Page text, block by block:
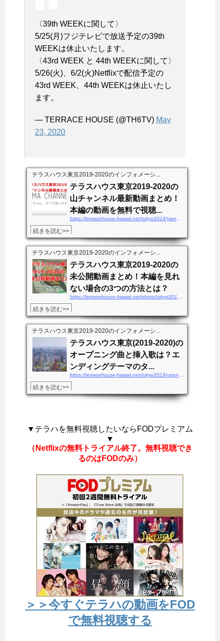
〈39th WEEKに関して〉
5/25(月)フジテレビで放送予定の39th
WEEKは休止いたします。
〈43rd WEEK と 44th WEEKに関して〉
5/26(火)、6/2(火)Netflixで配信予定の
43rd WEEK、44th WEEKは休止いたし
ます。
— TERRACE HOUSE (@TH6TV) May
23, 2020
テラスハウス東京2019-2020のインフォメーシ...
テラスハウス東京2019-2020の
山チャンネル最新動画まとめ！
本編の動画を無料で視聴...
続きを読む>>
テラスハウス東京2019-2020のインフォメーシ...
テラスハウス東京2019-2020の
未公開動画まとめ！本編を見れ
ない場合の3つの方法とは？
続きを読む>>
テラスハウス東京2019-2020のインフォメーシ...
テラスハウス東京(2019-2020)の
オープニング曲と挿入歌は？エ
ンディングテーマのタ...
続きを読む>>
▼テラハを無料視聴したいならFODプレミアム
▼
（Netflixの無料トライアル終了。無料視聴でき
るのはFODのみ）
＞＞今すぐテラハの動画をFOD
で無料視聴する